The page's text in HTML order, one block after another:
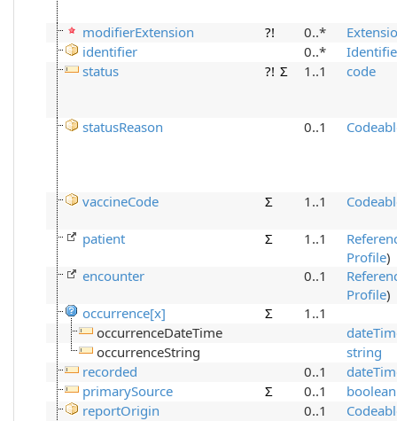
modifierExtension ?! 0..*
identifier
0..*
status
?! Σ 1..1 code
statusReason 0..1
vaccineCode Σ 1..1
patient Σ 1..1
Profile)
encounter
0..1
Profile)
occurrence[x]
Σ
1..1
occurrenceDateTime
occurrenceString
string
recorded
0..1
primarySource
Σ 0..1
boolean
reportOrigin
0..1